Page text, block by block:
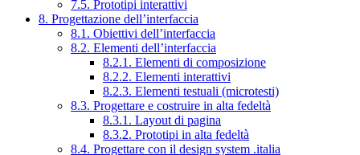
7.5. Prototipi interattivi
8. Progettazione dell’interfaccia
8.1. Obiettivi dell’interfaccia
8.2. Elementi dell’interfaccia
8.2.1. Elementi di composizione
8.2.2. Elementi interattivi
8.2.3. Elementi testuali (microtesti)
8.3. Progettare e costruire in alta fedeltà
8.3.1. Layout di pagina
8.3.2. Prototipi in alta fedeltà
8.4. Progettare con il design system .italia